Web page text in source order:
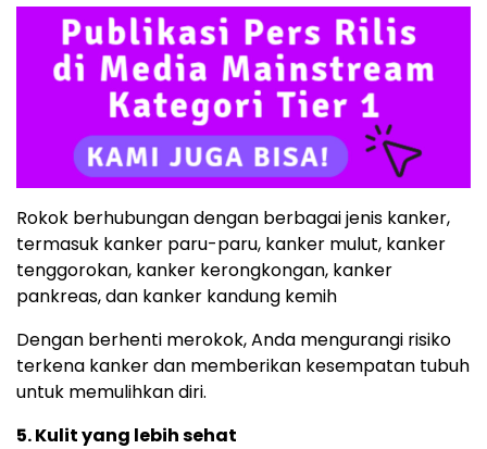
Rokok berhubungan dengan berbagai jenis kanker,
termasuk kanker paru-paru, kanker mulut, kanker
tenggorokan, kanker kerongkongan, kanker
pankreas, dan kanker kandung kemih
Dengan berhenti merokok, Anda mengurangi risiko
terkena kanker dan memberikan kesempatan tubuh
untuk memulihkan diri.
5. Kulit yang lebih sehat